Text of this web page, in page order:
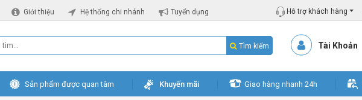
Giới thiệu Hệ thống chi nhánh Tuyển dụng Hỗ trợ khách hàng
Tìm kiếm Tài Khoản
Sản phẩm được quan tâm Khuyến mãi Giao hàng nhanh 24h